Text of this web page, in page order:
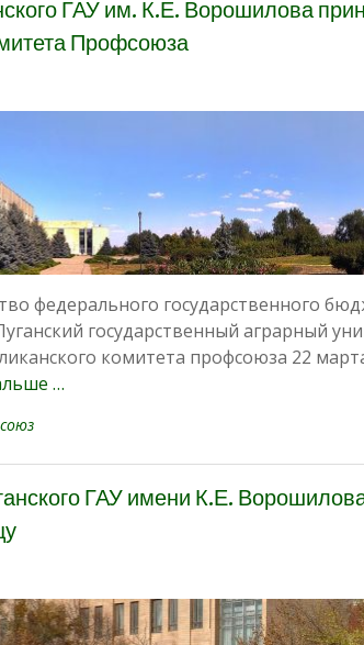
ГАУ им. К.Е. Ворошилова
Профсоюза
федерального государственного
государственный аграрный
комитета профсоюза 22
…
ГАУ имени К.Е.